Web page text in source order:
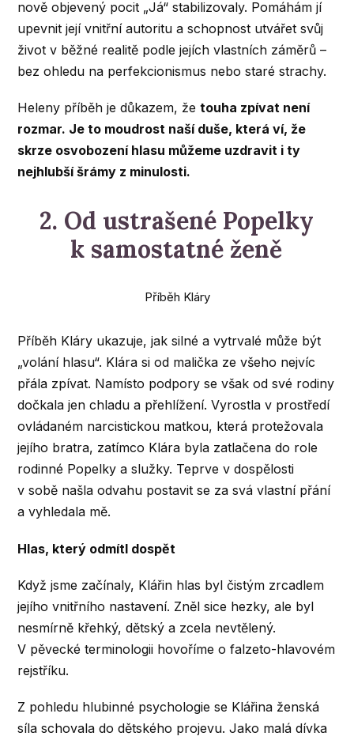
nově objevený pocit „Já“ stabilizovaly. Pomáhám jí
upevnit její vnitřní autoritu a schopnost utvářet svůj
život v běžné realitě podle jejích vlastních záměrů –
bez ohledu na perfekcionismus nebo staré strachy.
Heleny příběh je důkazem, žetouha zpívat není
rozmar. Je to moudrost naší duše, která ví, že
skrze osvobození hlasu můžeme uzdravit i ty
nejhlubší šrámy z minulosti.
2. Od ustrašené Popelky
k samostatné ženě
Příběh Kláry
Příběh Kláry ukazuje, jak silné a vytrvalé může být
„volání hlasu“. Klára si od malička ze všeho nejvíc
přála zpívat. Namísto podpory se však od své rodiny
dočkala jen chladu a přehlížení. Vyrostla v prostředí
ovládaném narcistickou matkou, která protežovala
jejího bratra, zatímco Klára byla zatlačena do role
rodinné Popelky a služky. Teprve v dospělosti
v sobě našla odvahu postavit se za svá vlastní přání
a vyhledala mě.
Hlas, který odmítl dospět
Když jsme začínaly, Klářin hlas byl čistým zrcadlem
jejího vnitřního nastavení. Zněl sice hezky, ale byl
nesmírně křehký, dětský a zcela nevtělený.
V pěvecké terminologii hovoříme o falzeto-hlavovém
rejstříku.
Z pohledu hlubinné psychologie se Klářina ženská
síla schovala do dětského projevu. Jako malá dívka